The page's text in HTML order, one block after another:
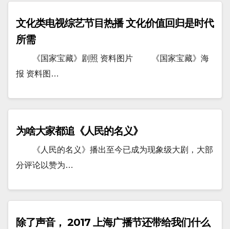
文化类电视综艺节目热播 文化价值回归是时代
所需
《国家宝藏》剧照 资料图片 《国家宝藏》海
报 资料图…
为啥大家都追《人民的名义》
《人民的名义》播出至今已成为现象级大剧，大部
分评论以赞为…
除了声音， 2017 上海广播节还带给我们什么